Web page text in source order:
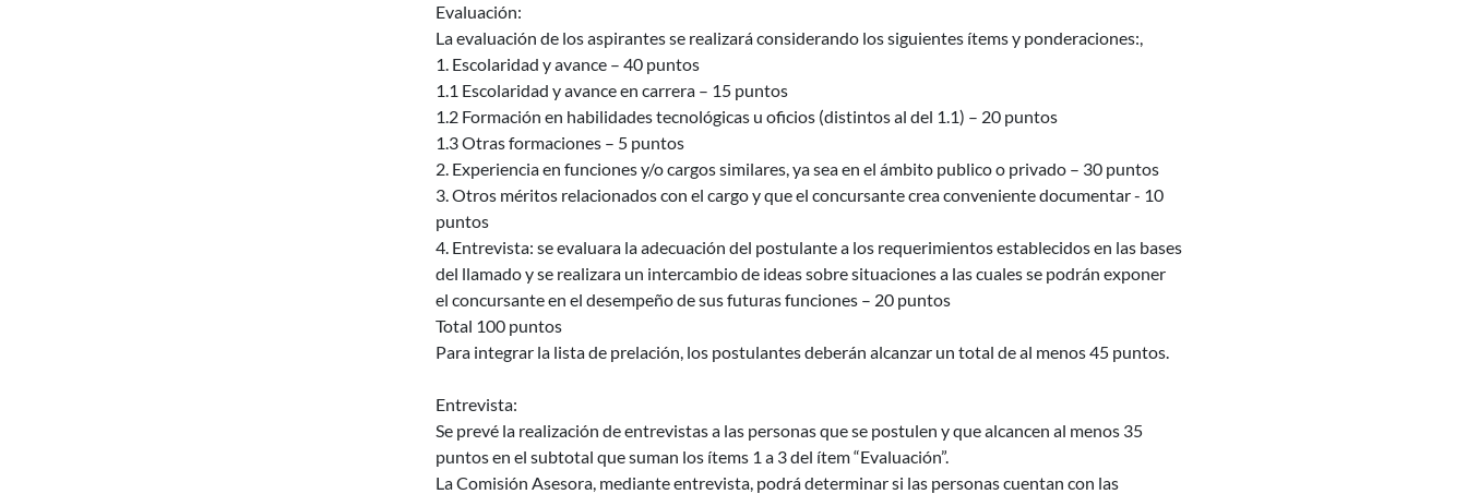
Evaluación:
La evaluación de los aspirantes se realizará considerando los siguientes ítems y ponderaciones:,
1. Escolaridad y avance – 40 puntos
1.1 Escolaridad y avance en carrera – 15 puntos
1.2 Formación en habilidades tecnológicas u oficios (distintos al del 1.1) – 20 puntos
1.3 Otras formaciones – 5 puntos
2. Experiencia en funciones y/o cargos similares, ya sea en el ámbito publico o privado – 30 puntos
3. Otros méritos relacionados con el cargo y que el concursante crea conveniente documentar - 10
puntos
4. Entrevista: se evaluara la adecuación del postulante a los requerimientos establecidos en las bases
del llamado y se realizara un intercambio de ideas sobre situaciones a las cuales se podrán exponer
el concursante en el desempeño de sus futuras funciones – 20 puntos
Total 100 puntos
Para integrar la lista de prelación, los postulantes deberán alcanzar un total de al menos 45 puntos.
Entrevista:
Se prevé la realización de entrevistas a las personas que se postulen y que alcancen al menos 35
puntos en el subtotal que suman los ítems 1 a 3 del ítem “Evaluación”.
La Comisión Asesora, mediante entrevista, podrá determinar si las personas cuentan con las